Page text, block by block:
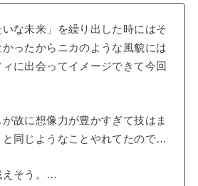
な未来」を繰り出した時にはそ
ったからニカのような風貌には
に出会ってイメージできて今回
故に想像力が豊かすぎて技はま
と同じようなことやれてたので…
えそう。…